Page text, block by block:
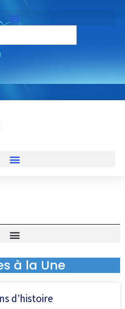
à la Une
d’histoire